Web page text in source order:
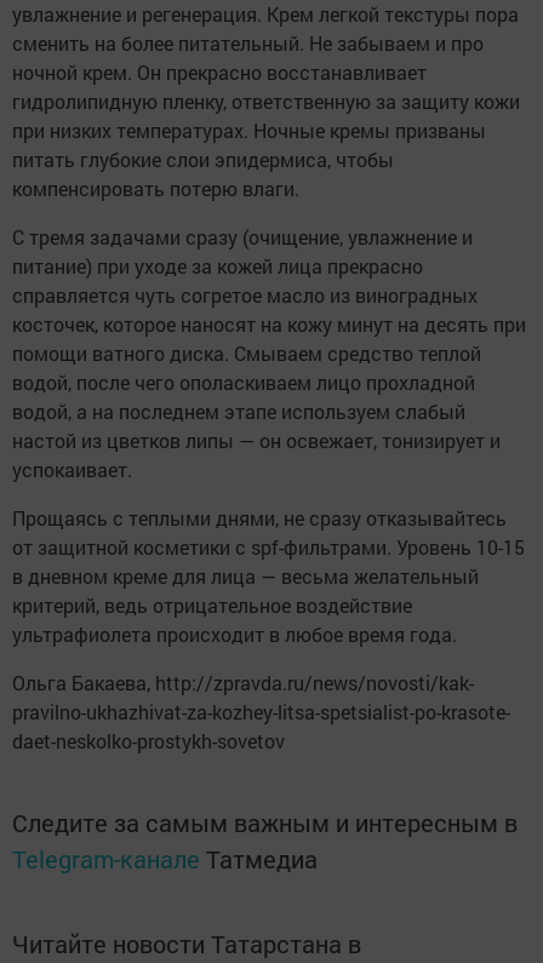
увлажнение и регенерация. Крем легкой текстуры пора
сменить на более питательный. Не забываем и про
ночной крем. Он прекрасно восстанавливает
гидролипидную пленку, ответственную за защиту кожи
при низких температурах. Ночные кремы призваны
питать глубокие слои эпидермиса, чтобы
компенсировать потерю влаги.
С тремя задачами сразу (очищение, увлажнение и
питание) при уходе за кожей лица прекрасно
справляется чуть согретое масло из виноградных
косточек, которое наносят на кожу минут на десять при
помощи ватного диска. Смываем средство теплой
водой, после чего ополаскиваем лицо прохладной
водой, а на последнем этапе используем слабый
настой из цветков липы — он освежает, тонизирует и
успокаивает.
Прощаясь с теплыми днями, не сразу отказывайтесь
от защитной косметики с spf-фильтрами. Уровень 10-15
в дневном креме для лица — весьма желательный
критерий, ведь отрицательное воздействие
ультрафиолета происходит в любое время года.
Ольга Бакаева, http://zpravda.ru/news/novosti/kak-
pravilno-ukhazhivat-za-kozhey-litsa-spetsialist-po-krasote-
daet-neskolko-prostykh-sovetov
Следите за самым важным и интересным в
Telegram-канале Татмедиа
Читайте новости Татарстана в